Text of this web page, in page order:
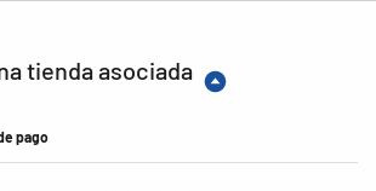
tienda asociada
pago